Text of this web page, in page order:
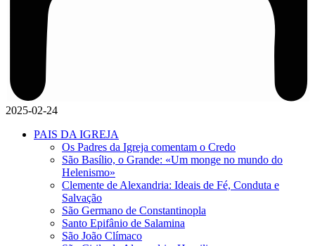
2025-02-24
PAIS DA IGREJA
Os Padres da Igreja comentam o Credo
São Basílio, o Grande: «Um monge no mundo do
Helenismo»
Clemente de Alexandria: Ideais de Fé, Conduta e
Salvação
São Germano de Constantinopla
Santo Epifânio de Salamina
São João Clímaco